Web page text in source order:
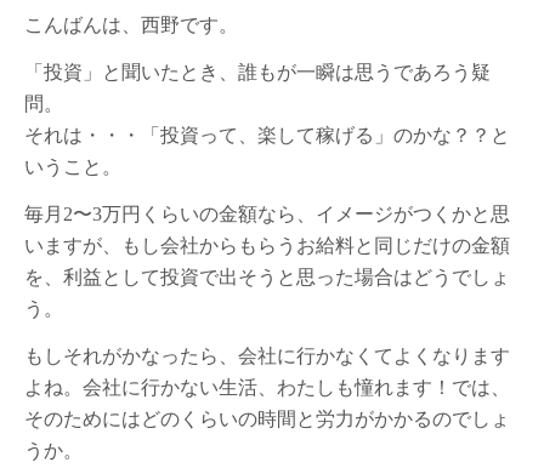
こんばんは、西野です。
「投資」と聞いたとき、誰もが一瞬は思うであろう疑
問。
それは・・・「投資って、楽して稼げる」のかな？？と
いうこと。
毎月2〜3万円くらいの金額なら、イメージがつくかと思
いますが、もし会社からもらうお給料と同じだけの金額
を、利益として投資で出そうと思った場合はどうでしょ
う。
もしそれがかなったら、会社に行かなくてよくなります
よね。会社に行かない生活、わたしも憧れます！では、
そのためにはどのくらいの時間と労力がかかるのでしょ
うか。